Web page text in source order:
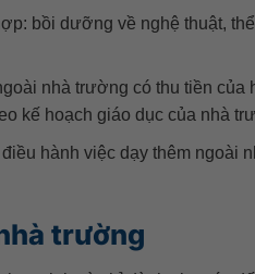
bồi dưỡng về nghệ thuật,
nhà trường có thu tiền của
kế hoạch giáo dục của nhà
hành việc dạy thêm ngoài
trường